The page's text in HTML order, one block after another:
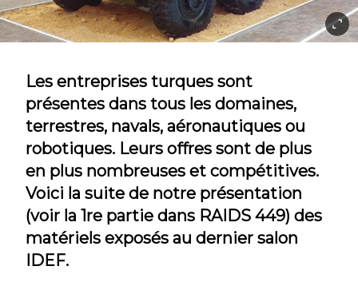
Les entreprises turques sont
présentes dans tous les domaines,
terrestres, navals, aéronautiques ou
robotiques. Leurs offres sont de plus
en plus nombreuses et compétitives.
Voici la suite de notre présentation
(voir la 1re partie dans RAIDS 449) des
matériels exposés au dernier salon
IDEF.